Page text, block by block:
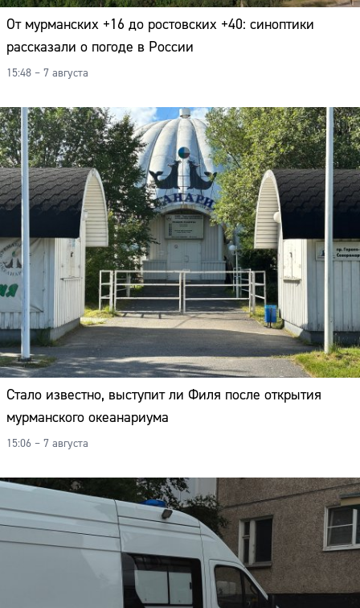
От мурманских +16 до ростовских +40: синоптики
рассказали о погоде в России
15:48 – 7 августа
Стало известно, выступит ли Филя после открытия
мурманского океанариума
15:06 – 7 августа